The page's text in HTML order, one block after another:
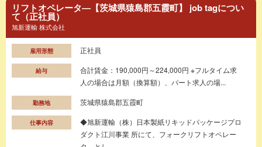
リフトオペレータ―【茨城県猿島郡五霞町】 job tagについ
て（正社員）
旭新運輸 株式会社
雇用形態 正社員
給与
合計賃金：190,000円～224,000円 ※フルタイム求
人の場合は月額（換算額）、パート求人の場...
勤務地 茨城県猿島郡五霞町
仕事内容
◆旭新運輸（株）日本製紙リキッドパッケージプロ
ダクト江川事業 所にて、フォークリフトオペレー